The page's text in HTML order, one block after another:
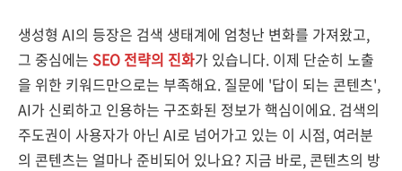
생성형 AI의 등장은 검색 생태계에 엄청난 변화를 가져왔고,
그 중심에는 SEO 전략의 진화가 있습니다. 이제 단순히 노출
을 위한 키워드만으로는 부족해요. 질문에 '답이 되는 콘텐츠',
AI가 신뢰하고 인용하는 구조화된 정보가 핵심이에요. 검색의
주도권이 사용자가 아닌 AI로 넘어가고 있는 이 시점, 여러분
의 콘텐츠는 얼마나 준비되어 있나요? 지금 바로, 콘텐츠의 방